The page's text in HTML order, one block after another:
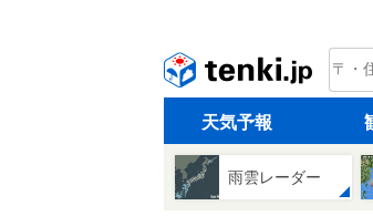
天気予報
雨雲レーダー